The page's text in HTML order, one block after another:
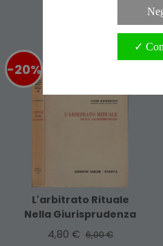
Articoli
-20%%
L'arbitrato Rituale
Nella Giurisprudenza
4,80 € 6,00 €
✓